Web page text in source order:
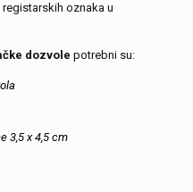
oznaka u
dozvole potrebni su:
3,5 x 4,5 cm